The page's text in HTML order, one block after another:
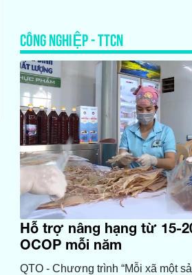
CÔNG NGHIỆP - TTCN
Hỗ trợ nâng hạng từ 15-
OCOP mỗi năm
QTO - Chương trình “Mỗi xã một